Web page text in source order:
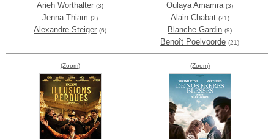
Arieh Worthalter (3)
Jenna Thiam (2)
Alexandre Steiger (6)
Oulaya Amamra (3)
Alain Chabat (21)
Blanche Gardin (9)
Benoît Poelvoorde (21)
(Zoom) (Zoom)